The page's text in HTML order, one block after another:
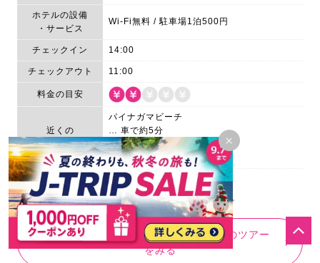
×
ホテルの設備
・サービス
Wi-Fi無料 / 駐車場1泊500円
チェックイン 14:00
チェックアウト 11:00
料金の目安
近くの
観光スポット
パイナガマビーチ
… 車で約5分
島の駅みやこ
… 車で約5分
2025年2月時点の情報です。
最新情報はホテル公式ウェブサイト等でご確認ください。
ホテルピースリーイン宮古島NEXUSのツアー
をみる